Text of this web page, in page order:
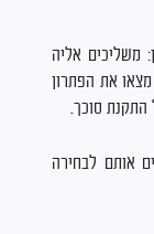
משליכים אליה
את הפתרון
התקנת סוכך.
אותם לבחירה